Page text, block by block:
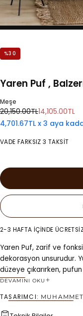
%30
Yaren Puf ,
Meşe
Normal
fiyat
20,150.00TLİndirimli
fiyat
14,105.00TL
4,701.67TL x 3 aya
VADE FARKSIZ 3 TAKSİT
2-3 HAFTA İÇİNDE
Yaren Puf, zarif ve
dekorasyon unsurudur.
düzeye çıkarırken,
dekorasyonuna uyum
odasında ekstra
yaratmak için ideal bir
DEVAMINI OKU
TASARIMCI: